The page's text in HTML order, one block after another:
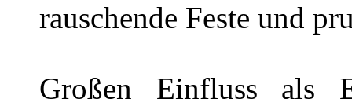
rauschende Feste und
Großen Einfluss als